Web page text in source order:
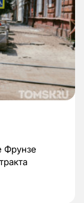
Фрунзе